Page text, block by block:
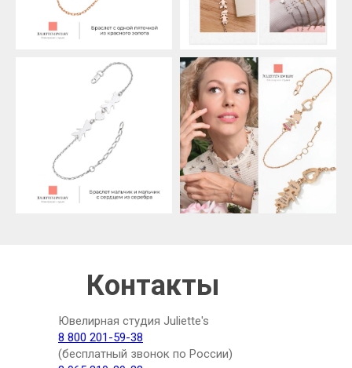
Ювелирная студия Juliette's
8 800 201-59-38
(бесплатный звонок по России)
Контакты